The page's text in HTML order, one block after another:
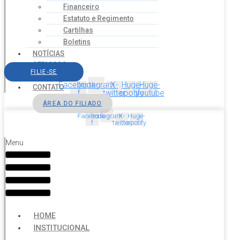
Financeiro
Estatuto e Regimento
Cartilhas
Boletins
NOTÍCIAS
SERVIÇOS
AGENDA
CONTATO
FILIE-SE
Facebook-
f
InstagramX-
twitter
Huge-
spotify
Huge-
youtube
ÁREA DO FILIADO
Facebook-
f
InstagramX-
twitter
Huge-
spotify
Menu
HOME
INSTITUCIONAL